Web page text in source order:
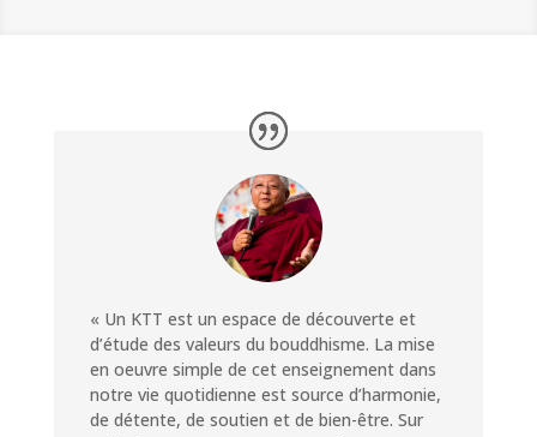
« Un KTT est un espace de découverte et
d’étude des valeurs du bouddhisme. La mise
en oeuvre simple de cet enseignement dans
notre vie quotidienne est source d’harmonie,
de détente, de soutien et de bien-être. Sur